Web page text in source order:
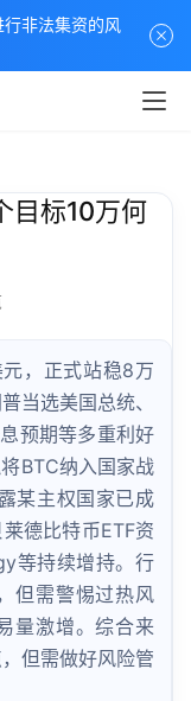
目标10万何
，正式站稳8万
当选美国总统、
预期等多重利好
BTC纳入国家战
某主权国家已成
德比特币ETF资
等持续增持。行
但需警惕过热风
量激增。综合来
但需做好风险管
非法集资的风